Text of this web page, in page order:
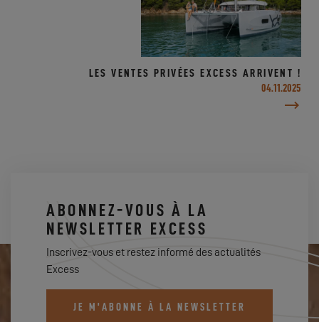
LES VENTES PRIVÉES EXCESS ARRIVENT !
04.11.2025
ABONNEZ-VOUS À LA
NEWSLETTER EXCESS
Inscrivez-vous et restez informé des actualités
Excess
JE M'ABONNE À LA NEWSLETTER